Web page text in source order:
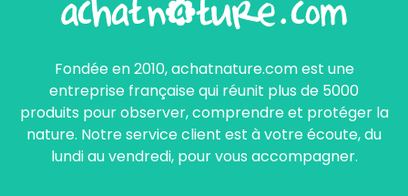
Fondée en 2010, achatnature.com est une
entreprise française qui réunit plus de 5000
produits pour observer, comprendre et protéger la
nature. Notre service client est à votre écoute, du
lundi au vendredi, pour vous accompagner.